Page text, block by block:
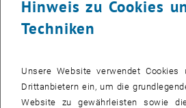
Hinweis zu Cookies
Techniken
Unsere Website verwendet
Drittanbietern ein, um die
Website zu gewährleisten sowie